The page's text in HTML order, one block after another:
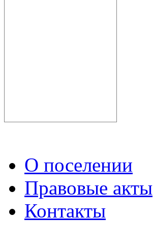
О поселении
Правовые акты
Контакты